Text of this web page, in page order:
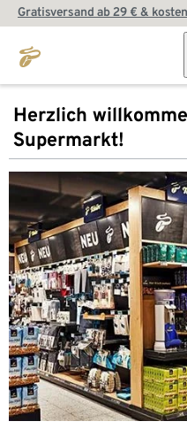
Gratisversand ab 29 € &
Herzlich
Supermarkt!